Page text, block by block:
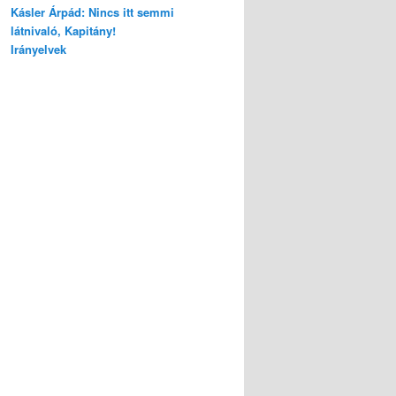
Kásler Árpád: Nincs itt semmi
látnivaló, Kapitány!
Irányelvek